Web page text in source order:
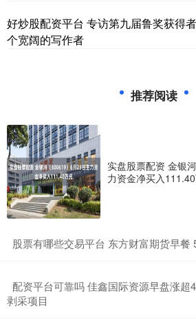
好炒股配资平台 专访第九届鲁奖获得
个宽阔的写作者
推荐阅读
实盘股票配资 金银
力资金净买入
股票有哪些交易平台 东方财富期货早餐
配资平台可靠吗 佳鑫国际资源早盘涨超
剥采项目